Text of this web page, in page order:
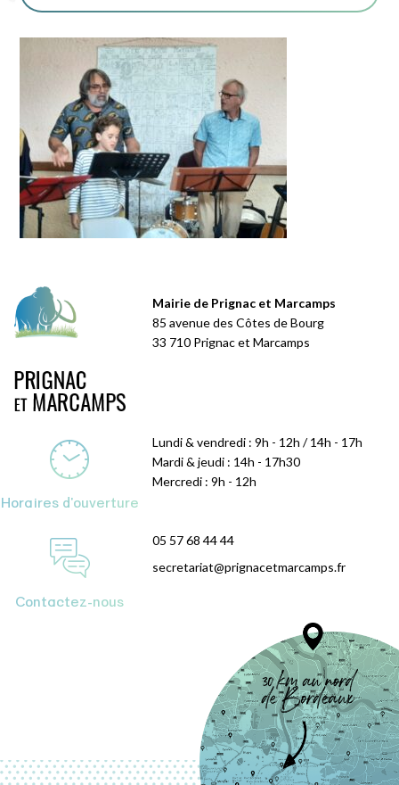
Mairie de Prignac et Marcamps
85 avenue des Côtes de Bourg
33 710 Prignac et Marcamps
Horaires d'ouverture
Lundi & vendredi : 9h - 12h / 14h - 17h
Mardi & jeudi : 14h - 17h30
Mercredi : 9h - 12h
Contactez-nous
05 57 68 44 44
secretariat@prignacetmarcamps.fr